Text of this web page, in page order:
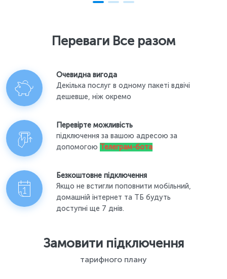
Переваги Все разом
Очевидна вигода
Декілька послуг в одному пакеті вдвічі
дешевше, ніж окремо
Перевірте можливість
підключення за вашою адресою за
допомогою Телеграм-бота
Безкоштовне підключення
Якщо не встигли поповнити мобільний,
домашній інтернет та ТБ будуть
доступні ще 7 днів.
Замовити підключення
тарифного плану